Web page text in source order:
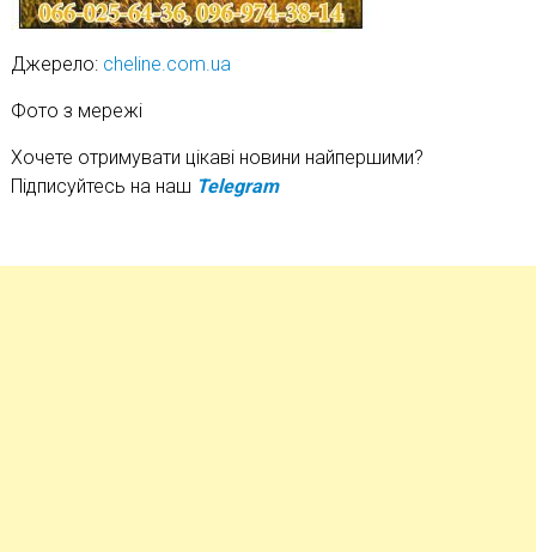
Джерело: cheline.com.ua
Фото з мережі
Хочете отримувати цікаві новини найпершими?
Підписуйтесь на наш Telegram